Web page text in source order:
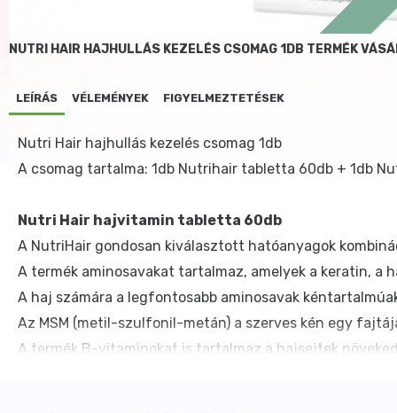
NUTRI HAIR HAJHULLÁS KEZELÉS CSOMAG 1DB TERMÉK
LEÍRÁS VÉLEMÉNYEK FIGYELMEZTETÉSEK
Nutri Hair hajhullás kezelés csomag 1db
A csomag tartalma: 1db Nutrihair tabletta 60db + 1db
Nutri Hair hajvitamin tabletta 60db
A NutriHair gondosan kiválasztott hatóanyagok
A termék aminosavakat tartalmaz, amelyek a keratin, a
A haj számára a legfontosabb aminosavak
Az MSM (metil-szulfonil-metán) a szerves kén egy
A termék B-vitaminokat is tartalmaz a hajsejtek